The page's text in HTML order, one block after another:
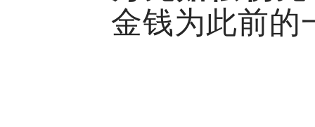
金钱为此前的